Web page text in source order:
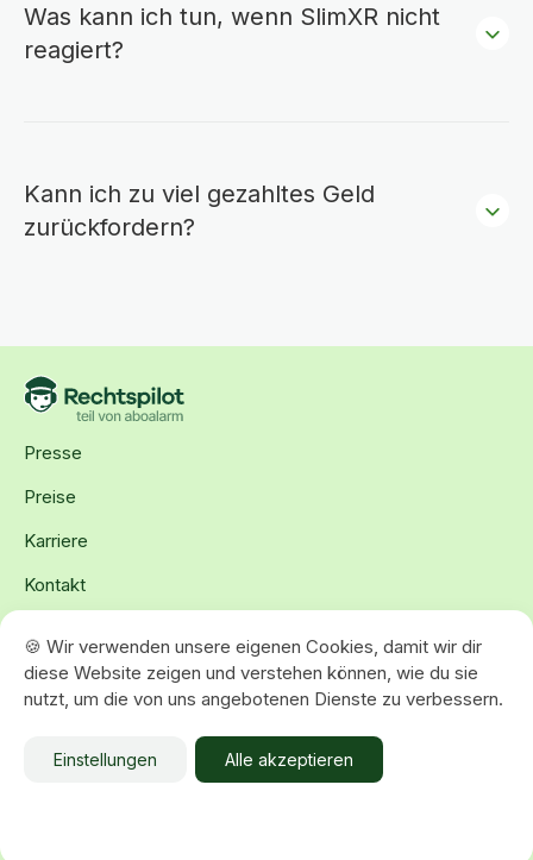
Was kann ich tun, wenn SlimXR nicht
reagiert?
Kann ich zu viel gezahltes Geld
zurückfordern?
Presse
Preise
Karriere
Kontakt
AGB
Impressum
🍪 Wir verwenden unsere eigenen Cookies, damit wir dir
diese Website zeigen und verstehen können, wie du sie
nutzt, um die von uns angebotenen Dienste zu verbessern.
Einstellungen Alle akzeptieren